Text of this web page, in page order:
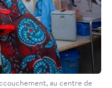
au centre de